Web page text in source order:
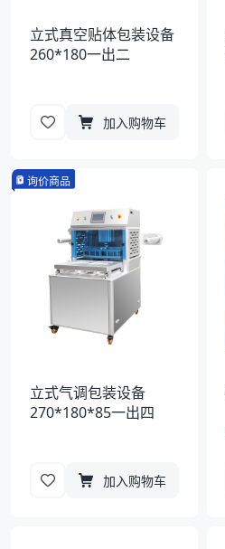
立式真空贴体包装设备
260*180一出二
加入购物车
询价商品
立式气调包装设备
270*180*85一出四
加入购物车